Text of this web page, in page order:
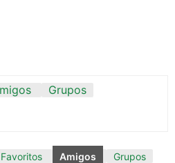
Grupos
Favoritos Amigos Grupos